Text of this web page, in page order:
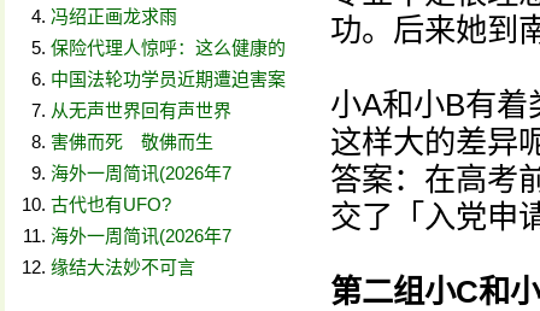
冯绍正画龙求雨
保险代理人惊呼：这么健康的
中国法轮功学员近期遭迫害案
从无声世界回有声世界
害佛而死 敬佛而生
海外一周简讯(2026年7
古代也有UFO?
海外一周简讯(2026年7
缘结大法妙不可言
功。后来她到
小A和小B有
这样大的差异
答案：在高考
交了「入党申
第二组小C和